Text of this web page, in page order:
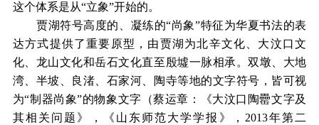
这个体系是从“立象”开始的。
贾湖符号高度的、凝练的“尚象”特征为华夏书法的表
达方式提供了重要原型，由贾湖为北辛文化、大汶口文
化、龙山文化和岳石文化直至殷墟一脉相承。双墩、大地
湾、半坡、良渚、石家河、陶寺等地的文字符号，皆可视
为“制器尚象”的物象文字（蔡运章：《大汶口陶罍文字及
其相关问题》，《山东师范大学学报》，2013年第二